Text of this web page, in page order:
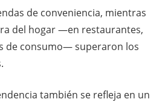
de conveniencia, mientras
del hogar —en restaurantes,
de consumo— superaron los
también se refleja en un